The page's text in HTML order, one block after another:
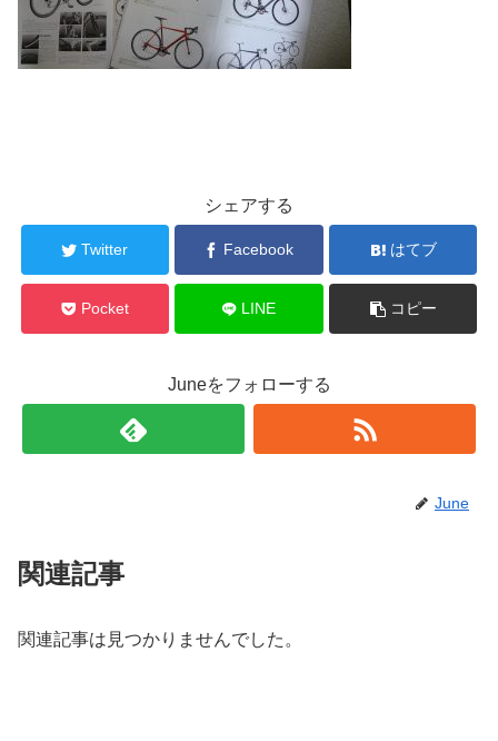
シェアする
Twitter Facebook はてブ
Pocket LINE コピー
Juneをフォローする
June
関連記事
関連記事は見つかりませんでした。